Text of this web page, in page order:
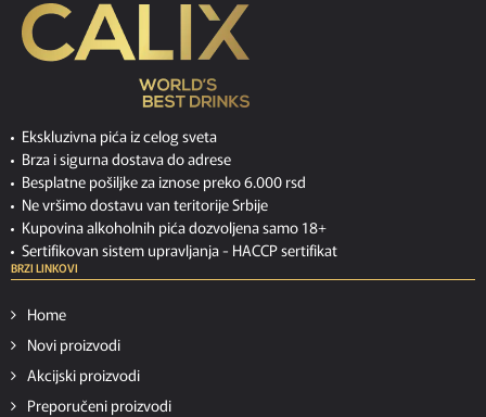
Ekskluzivna pića iz celog sveta
Brza i sigurna dostava do adrese
Besplatne pošiljke za iznose preko 6.000 rsd
Ne vršimo dostavu van teritorije Srbije
Kupovina alkoholnih pića dozvoljena samo 18+
Sertifikovan sistem upravljanja - HACCP sertifikat
BRZI LINKOVI
Home
Novi proizvodi
Akcijski proizvodi
Preporučeni proizvodi